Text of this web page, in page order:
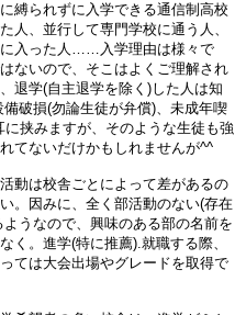
縛られずに入学できる通信制高校
人、並行して専門学校に通う人、
入った人……入学理由は様々で
ないので、そこはよくご理解され
退学(自主退学を除く)した人は知
破損(勿論生徒が弁償)、未成年喫
挟みますが、そのような生徒も強
てないだけかもしれませんが^^
動は校舎ごとによって差があるの
。因みに、全く部活動のない(存在
うなので、興味のある部の名前を
く。進学(特に推薦).就職する際、
ては大会出場やグレードを取得で